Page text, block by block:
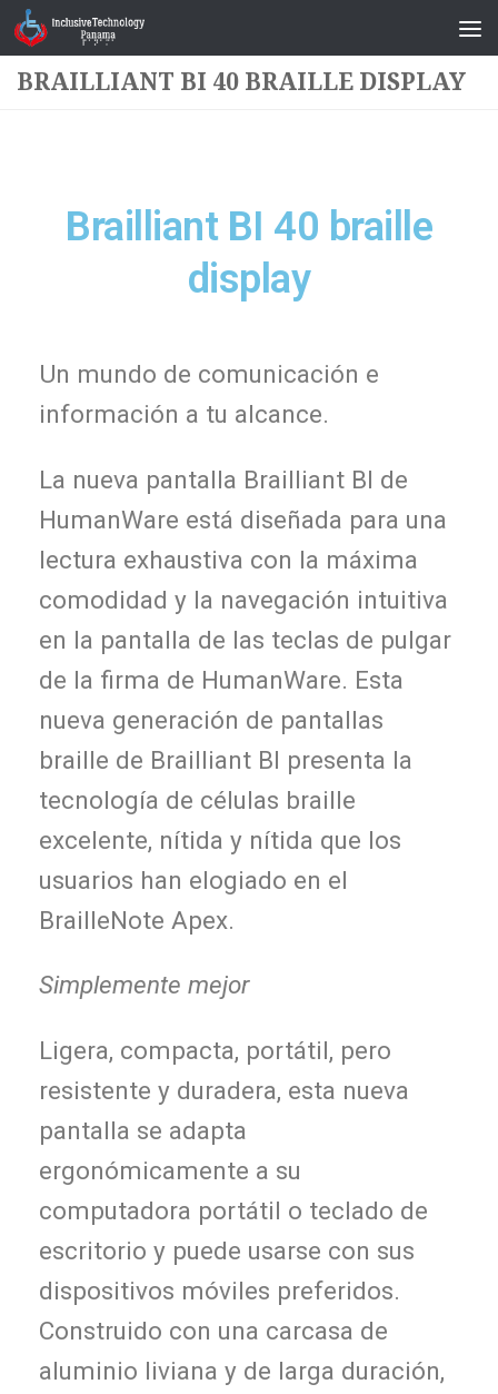
Saltar al contenido
BRAILLIANT BI 40 BRAILLE DISPLAY
Brailliant BI 40 braille
display
Un mundo de comunicación e
información a tu alcance.
La nueva pantalla Brailliant BI de
HumanWare está diseñada para una
lectura exhaustiva con la máxima
comodidad y la navegación intuitiva
en la pantalla de las teclas de pulgar
de la firma de HumanWare. Esta
nueva generación de pantallas
braille de Brailliant BI presenta la
tecnología de células braille
excelente, nítida y nítida que los
usuarios han elogiado en el
BrailleNote Apex.
Simplemente mejor
Ligera, compacta, portátil, pero
resistente y duradera, esta nueva
pantalla se adapta
ergonómicamente a su
computadora portátil o teclado de
escritorio y puede usarse con sus
dispositivos móviles preferidos.
Construido con una carcasa de
aluminio liviana y de larga duración,